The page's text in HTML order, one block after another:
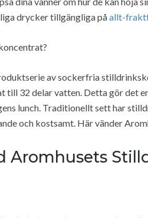
drycker tillgängliga påallt-
av sockerfria
till 32 delar vatten. Detta gör det
lunch. Traditionellt sett har
och kostsamt. Här vänder
Aromhusets